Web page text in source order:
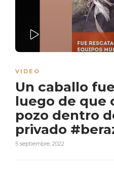
VIDEO
Un caballo
luego de que
pozo dentro
privado
5 septiembre, 2022